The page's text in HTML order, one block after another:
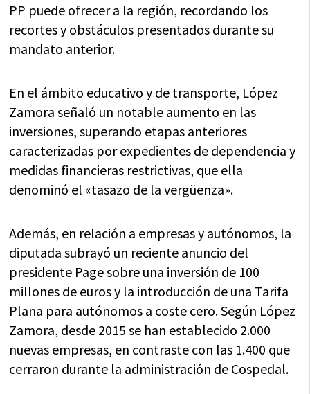
PP puede ofrecer a la región, recordando los
recortes y obstáculos presentados durante su
mandato anterior.
En el ámbito educativo y de transporte, López
Zamora señaló un notable aumento en las
inversiones, superando etapas anteriores
caracterizadas por expedientes de dependencia y
medidas financieras restrictivas, que ella
denominó el «tasazo de la vergüenza».
Además, en relación a empresas y autónomos, la
diputada subrayó un reciente anuncio del
presidente Page sobre una inversión de 100
millones de euros y la introducción de una Tarifa
Plana para autónomos a coste cero. Según López
Zamora, desde 2015 se han establecido 2.000
nuevas empresas, en contraste con las 1.400 que
cerraron durante la administración de Cospedal.